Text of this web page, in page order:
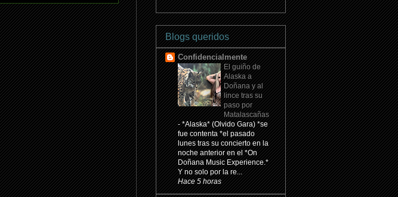
Blogs queridos
Confidencialmente
El guiño de
Alaska a
Doñana y al
lince tras su
paso por
Matalascañas
-*Alaska* (Olvido Gara) *se
fue contenta *el pasado
lunes tras su concierto en la
noche anterior en el *On
Doñana Music Experience.*
Y no solo por la re...
Hace 5 horas